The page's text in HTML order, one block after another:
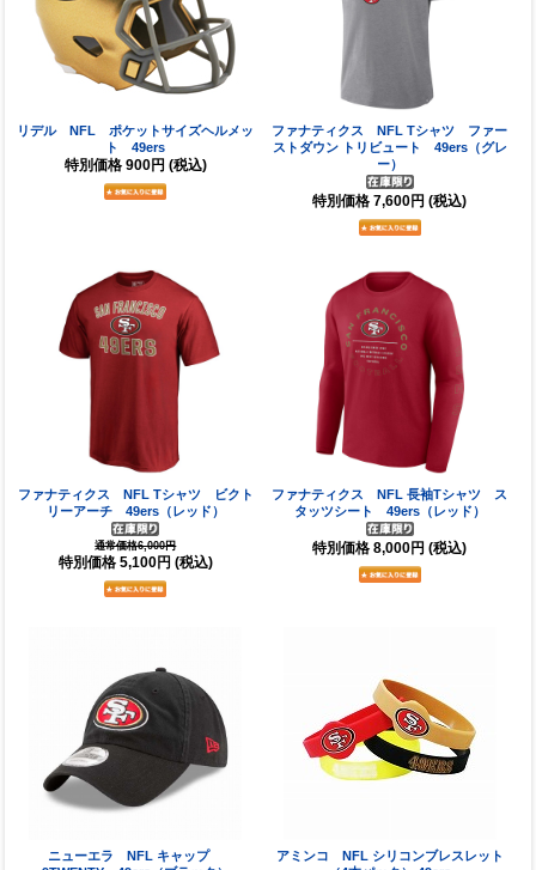
リデル NFL ポケットサイズヘルメッ
ト 49ers
特別価格 900円 (税込)
ファナティクス NFL Tシャツ ファー
ストダウン トリビュート 49ers（グレ
ー）
特別価格 7,600円 (税込)
ファナティクス NFL Tシャツ ビクト
リーアーチ 49ers（レッド）
通常価格6,000円
特別価格 5,100円 (税込)
ファナティクス NFL 長袖Tシャツ ス
タッツシート 49ers（レッド）
特別価格 8,000円 (税込)
ニューエラ NFL キャップ
アミンコ NFL シリコンブレスレット